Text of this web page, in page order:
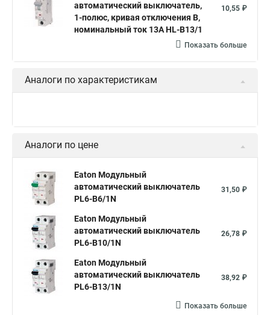
автоматический выключатель,
1-полюс, кривая отключения B,
номинальный ток 13А HL-B13/1
10,55 ₽
Показать больше
Аналоги по характеристикам
Аналоги по цене
Eaton Модульный
автоматический выключатель
PL6-B6/1N
31,50 ₽
Eaton Модульный
автоматический выключатель
PL6-B10/1N
26,78 ₽
Eaton Модульный
автоматический выключатель
PL6-B13/1N
38,92 ₽
Показать больше